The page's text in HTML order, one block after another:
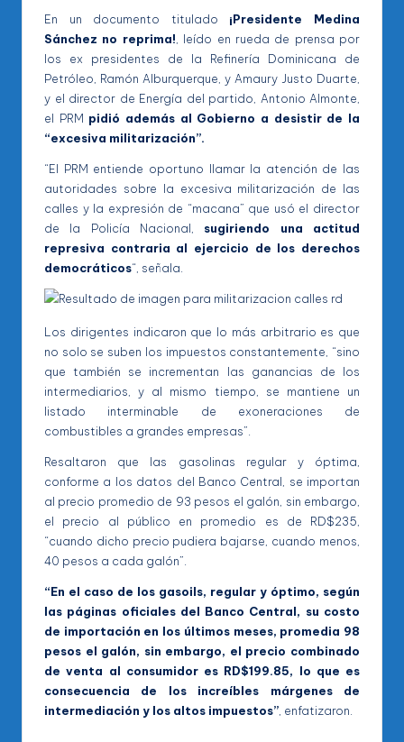
En un documento titulado ¡Presidente Medina
Sánchez no reprima! , leído en rueda de prensa por
los ex presidentes de la Refinería Dominicana de
Petróleo, Ramón Alburquerque, y Amaury Justo Duarte,
y el director de Energía del partido, Antonio Almonte,
el PRM pidió además al Gobierno a desistir de la
“excesiva militarización”.
“El PRM entiende oportuno llamar la atención de las
autoridades sobre la excesiva militarización de las
calles y la expresión de “macana” que usó el director
de la Policía Nacional, sugiriendo una actitud
represiva contraria al ejercicio de los derechos
democráticos“, señala.
Los dirigentes indicaron que lo más arbitrario es que
no solo se suben los impuestos constantemente, “sino
que también se incrementan las ganancias de los
intermediarios, y al mismo tiempo, se mantiene un
listado interminable de exoneraciones de
combustibles a grandes empresas”.
Resaltaron que las gasolinas regular y óptima,
conforme a los datos del Banco Central, se importan
al precio promedio de 93 pesos el galón, sin embargo,
el precio al público en promedio es de RD$235,
“cuando dicho precio pudiera bajarse, cuando menos,
40 pesos a cada galón”.
“En el caso de los gasoils, regular y óptimo, según
las páginas oficiales del Banco Central, su costo
de importación en los últimos meses, promedia 98
pesos el galón, sin embargo, el precio combinado
de venta al consumidor es RD$199.85, lo que es
consecuencia de los increíbles márgenes de
intermediación y los altos impuestos” , enfatizaron.